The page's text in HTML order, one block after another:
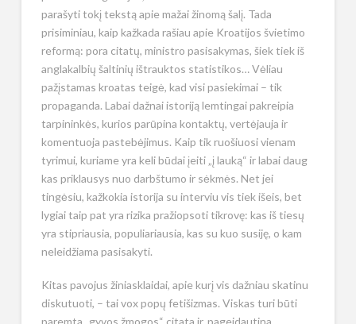
parašyti tokį tekstą apie mažai žinomą šalį. Tada
prisiminiau, kaip kažkada rašiau apie Kroatijos švietimo
reformą: pora citatų, ministro pasisakymas, šiek tiek iš
anglakalbių šaltinių ištrauktos statistikos… Vėliau
pažįstamas kroatas teigė, kad visi pasiekimai – tik
propaganda. Labai dažnai istoriją lemtingai pakreipia
tarpininkės, kurios parūpina kontaktų, vertėjauja ir
komentuoja pastebėjimus. Kaip tik ruošiuosi vienam
tyrimui, kuriame yra keli būdai įeiti „į lauką“ ir labai daug
kas priklausys nuo darbštumo ir sėkmės. Net jei
tingėsiu, kažkokia istorija su interviu vis tiek išeis, bet
lygiai taip pat yra rizika pražiopsoti tikrovę: kas iš tiesų
yra stipriausia, populiariausia, kas su kuo susiję, o kam
neleidžiama pasisakyti.
Kitas pavojus žiniasklaidai, apie kurį vis dažniau skatinu
diskutuoti, – tai vox popų fetišizmas. Viskas turi būti
paremta „gyvos žmogos“ citata ir, pageidautina,